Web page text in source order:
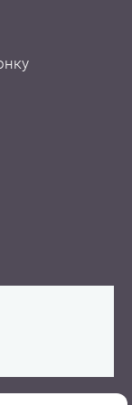
предварительному звонку